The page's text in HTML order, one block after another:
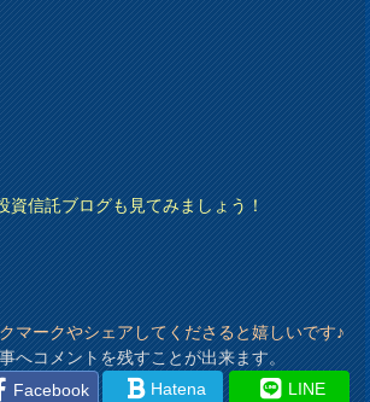
信託ブログも見てみましょう！
マークやシェアしてくださると嬉しいです♪
へコメントを残すことが出来ます。
Facebook Hatena LINE